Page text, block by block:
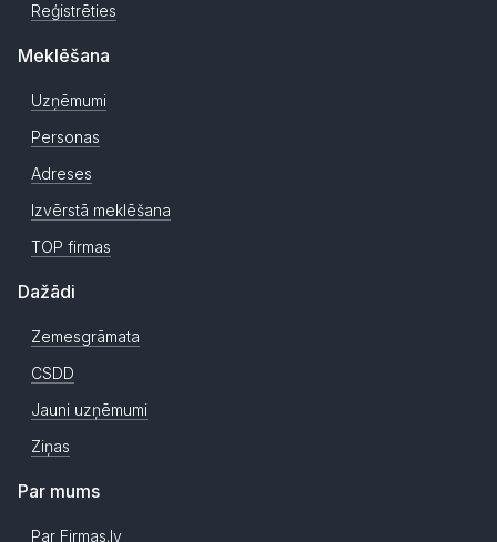
Reģistrēties
Meklēšana
Uzņēmumi
Personas
Adreses
Izvērstā meklēšana
TOP firmas
Dažādi
Zemesgrāmata
CSDD
Jauni uzņēmumi
Ziņas
Par mums
Par Firmas.lv